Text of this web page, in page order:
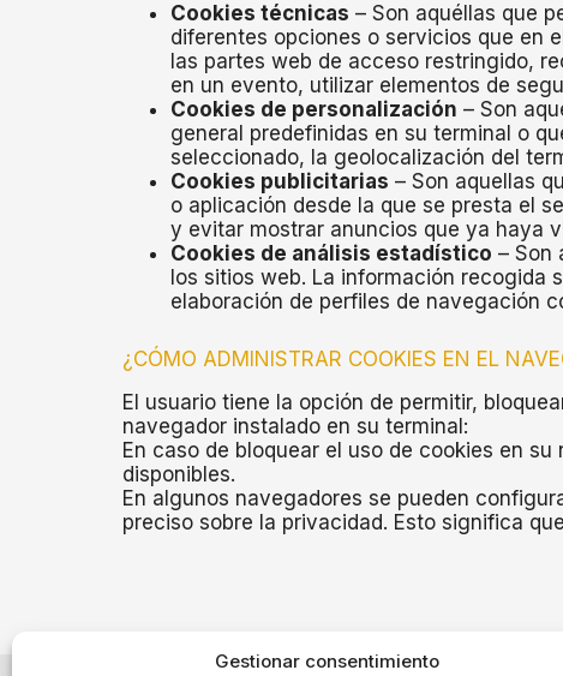
Gestionar consentimiento
Cookies técnicas – Son aquéllas que
diferentes opciones o servicios que en
las partes web de acceso restringido,
en un evento, utilizar elementos de
Cookies de personalización – Son
general predefinidas en su terminal o
seleccionado, la geolocalización del
Cookies publicitarias – Son aquellas
o aplicación desde la que se presta el
y evitar mostrar anuncios que ya haya
Cookies de análisis estadístico – Son
los sitios web. La información
elaboración de perfiles de navegación
¿CÓMO ADMINISTRAR COOKIES EN EL
El usuario tiene la opción de permitir,
navegador instalado en su terminal:
En caso de bloquear el uso de cookies en
disponibles.
En algunos navegadores se pueden
preciso sobre la privacidad. Esto significa